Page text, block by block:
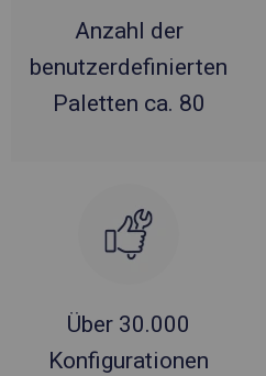
Anzahl der
benutzerdefinierten
Paletten ca. 80
Über 30.000
Konfigurationen